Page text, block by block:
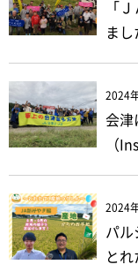
「
まし
2024
会津
（
2024
パル
と